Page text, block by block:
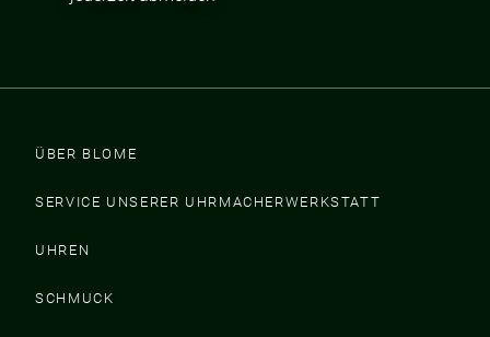
ÜBER BLOME
SERVICE UNSERER UHRMACHERWERKSTATT
UHREN
SCHMUCK